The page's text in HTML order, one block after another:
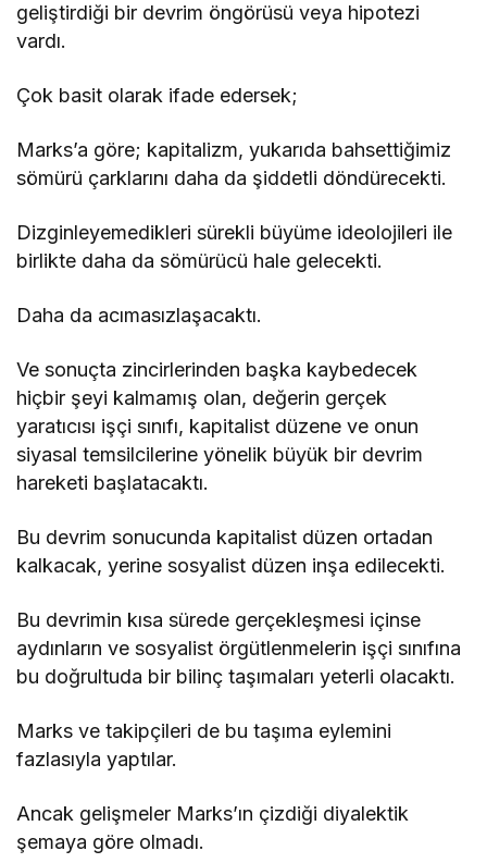
geliştirdiği bir devrim öngörüsü veya hipotezi
vardı.
Çok basit olarak ifade edersek;
Marks’a göre; kapitalizm, yukarıda bahsettiğimiz
sömürü çarklarını daha da şiddetli döndürecekti.
Dizginleyemedikleri sürekli büyüme ideolojileri ile
birlikte daha da sömürücü hale gelecekti.
Daha da acımasızlaşacaktı.
Ve sonuçta zincirlerinden başka kaybedecek
hiçbir şeyi kalmamış olan, değerin gerçek
yaratıcısı işçi sınıfı, kapitalist düzene ve onun
siyasal temsilcilerine yönelik büyük bir devrim
hareketi başlatacaktı.
Bu devrim sonucunda kapitalist düzen ortadan
kalkacak, yerine sosyalist düzen inşa edilecekti.
Bu devrimin kısa sürede gerçekleşmesi içinse
aydınların ve sosyalist örgütlenmelerin işçi sınıfına
bu doğrultuda bir bilinç taşımaları yeterli olacaktı.
Marks ve takipçileri de bu taşıma eylemini
fazlasıyla yaptılar.
Ancak gelişmeler Marks’ın çizdiği diyalektik
şemaya göre olmadı.